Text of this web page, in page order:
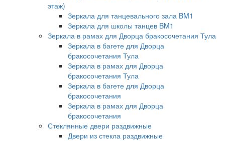
этаж)
Зеркала для танцевального зала BM1
Зеркала для школы танцев BM1
Зеркала в рамах для Дворца бракосочетания Тула
Зеркала в багете для Дворца
бракосочетания Тула
Зеркала в рамах для Дворца
бракосочетания Тула
Зеркала в багете для Дворца
бракосочетания
Зеркала в рамах для Дворца
бракосочетания
Стеклянные двери раздвижные
Двери из стекла раздвижные